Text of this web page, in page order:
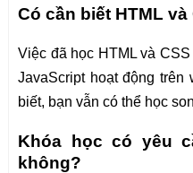
Có cần biết HTML
Việc đã học HTML và
JavaScript hoạt động trên
biết, bạn vẫn có thể học
Khóa học có yêu
không?